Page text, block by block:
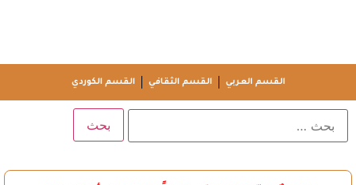
القسم العربي القسم الثقافي القسم الكوردي